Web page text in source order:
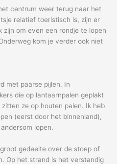
centrum weer terug naar het
relatief toeristisch is, zijn er
zijn om even een rondje te lopen
kom je verder ook niet
met paarse pijlen. In
die op lantaarnpalen geplakt
ze op houten palen. Ik heb
(eerst door het binnenland),
lopen.
gedeelte over de stoep of
Op het strand is het verstandig